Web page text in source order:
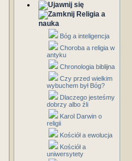
Religia a
nauka
Bóg a inteligencja
Choroba a religia w
antyku
Chronologia biblijna
Czy przed wielkim
wybuchem był Bóg?
Dlaczego jesteśmy
dobrzy albo źli
Karol Darwin o
religii
Kościół a ewolucja
Kościół a
uniwersytety